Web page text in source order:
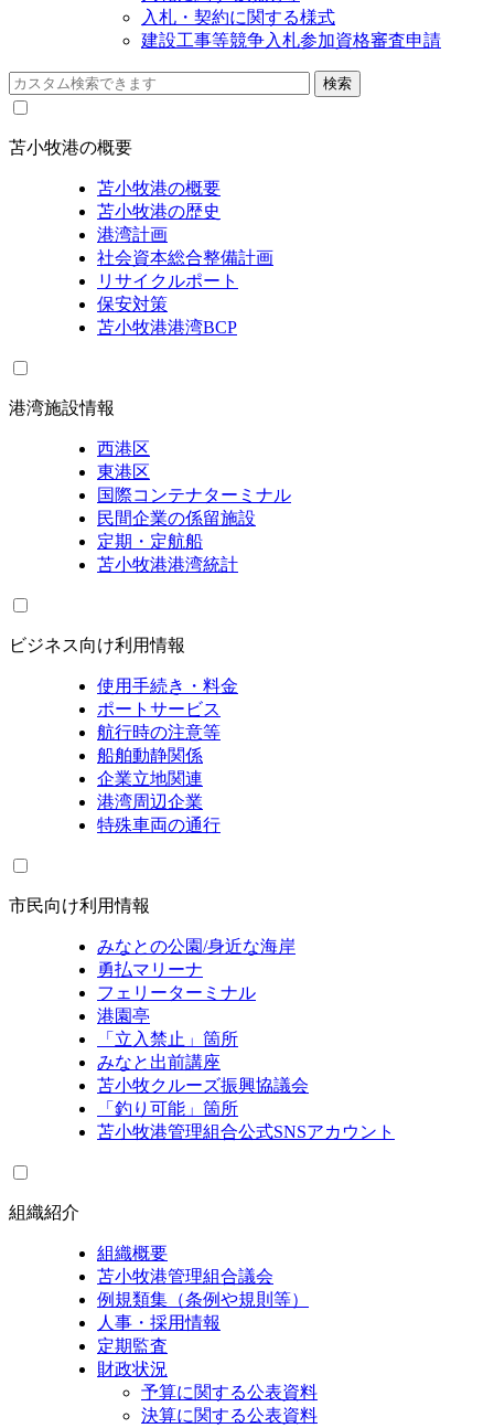
入札・契約に関する様式
建設工事等競争入札参加資格審査申請
苫小牧港の概要
苫小牧港の概要
苫小牧港の歴史
港湾計画
社会資本総合整備計画
リサイクルポート
保安対策
苫小牧港港湾BCP
港湾施設情報
西港区
東港区
国際コンテナターミナル
民間企業の係留施設
定期・定航船
苫小牧港港湾統計
ビジネス向け利用情報
使用手続き・料金
ポートサービス
航行時の注意等
船舶動静関係
企業立地関連
港湾周辺企業
特殊車両の通行
市民向け利用情報
みなとの公園/身近な海岸
勇払マリーナ
フェリーターミナル
港園亭
「立入禁止」箇所
みなと出前講座
苫小牧クルーズ振興協議会
「釣り可能」箇所
苫小牧港管理組合公式SNSアカウント
組織紹介
組織概要
苫小牧港管理組合議会
例規類集（条例や規則等）
人事・採用情報
定期監査
財政状況
予算に関する公表資料
決算に関する公表資料